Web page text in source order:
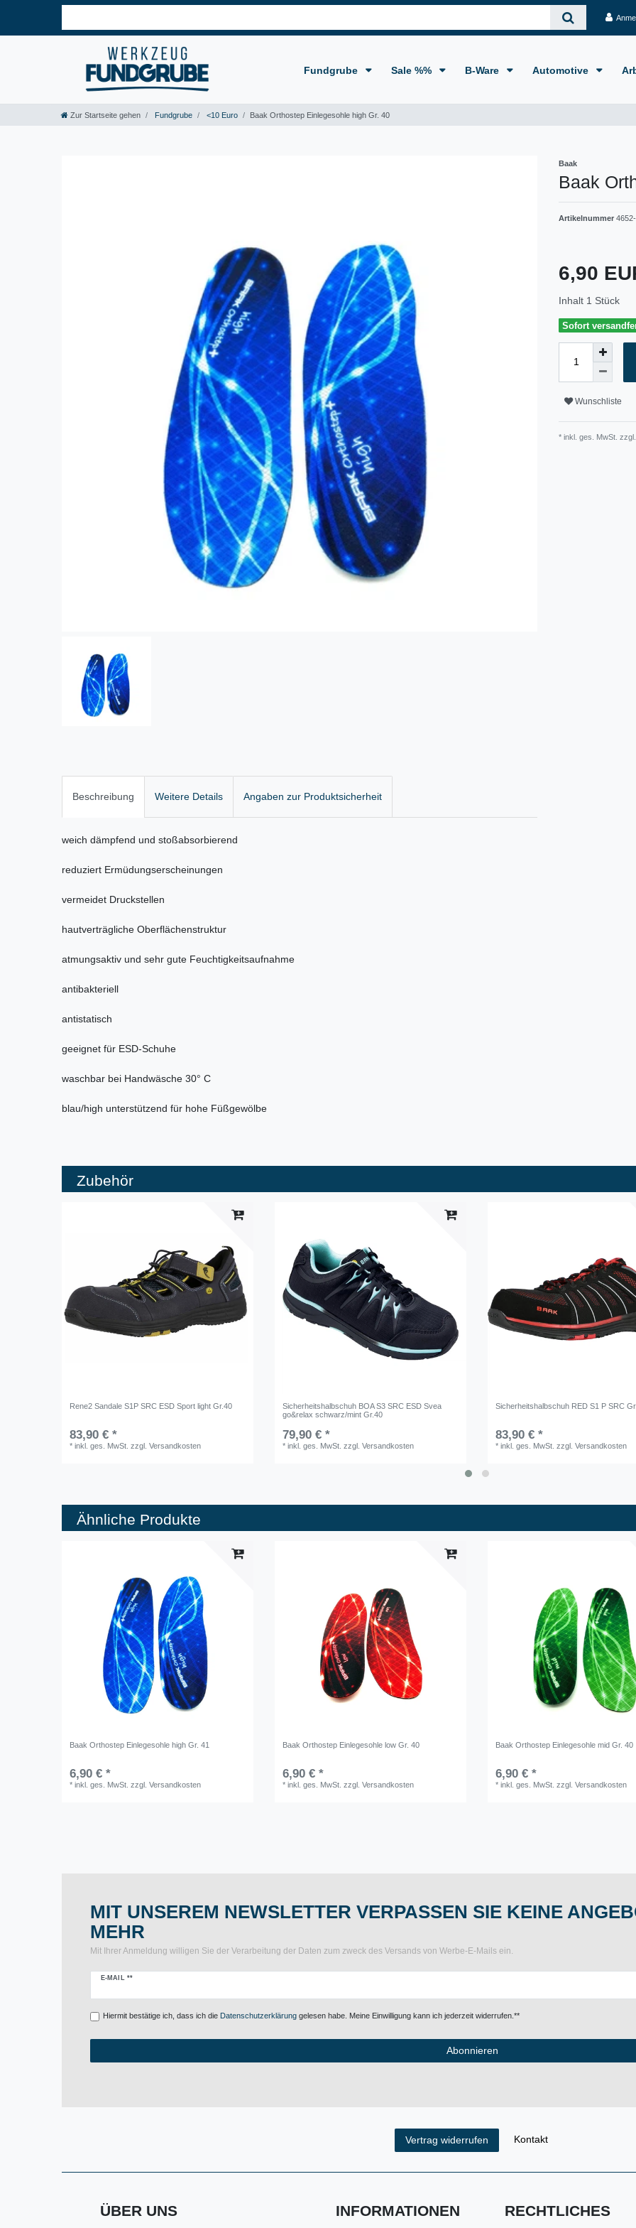
Fundgrube Sale %% B-Ware Automotive
Zur Startseite gehen Fundgrube <10 Euro Baak Orthostep Einlegesohle high Gr. 40
Baak
Baak
Artikelnummer
6,90
Inhalt 1 Stück
Sofort
Wunschliste
* inkl. ges. MwSt. zzgl.
Beschreibung Weitere Details Angaben zur Produktsicherheit
weich dämpfend und stoßabsorbierend
reduziert Ermüdungserscheinungen
vermeidet Druckstellen
hautverträgliche Oberflächenstruktur
atmungsaktiv und sehr gute Feuchtigkeitsaufnahme
antibakteriell
antistatisch
geeignet für ESD-Schuhe
waschbar bei Handwäsche 30° C
blau/high unterstützend für hohe Füßgewölbe
Zubehör
Rene2 Sandale S1P SRC ESD Sport light Gr.40
83,90 € *
*inkl. ges. MwSt. zzgl.Versandkosten
Sicherheitshalbschuh BOA S3 SRC ESD Svea
go&relax schwarz/mint Gr.40
79,90 € *
*inkl. ges. MwSt. zzgl.Versandkosten
Sicherheitshalbschuh RED S1 P SRC
83,90 € *
*inkl. ges. MwSt. zzgl.Versandkosten
Ähnliche Produkte
Baak Orthostep Einlegesohle high Gr. 41
6,90 € *
*inkl. ges. MwSt. zzgl.Versandkosten
Baak Orthostep Einlegesohle low Gr. 40
6,90 € *
*inkl. ges. MwSt. zzgl.Versandkosten
Baak Orthostep Einlegesohle mid Gr. 40
6,90 € *
*inkl. ges. MwSt. zzgl.Versandkosten
MIT UNSEREM NEWSLETTER VERPASSEN SIE KEINE
MEHR
Mit Ihrer Anmeldung willigen Sie der Verarbeitung der Daten zum zweck des Versands von Werbe-E-Mails ein.
E-MAIL **
Newsletter
Hiermit bestätige ich, dass ich die Daten­schutz­erklärunggelesen habe. Meine Einwilligung kann ich jederzeit widerrufen.**
Abonnieren
Vertrag widerrufen Kontakt
ÜBER UNS INFORMATIONEN RECHTLICHES